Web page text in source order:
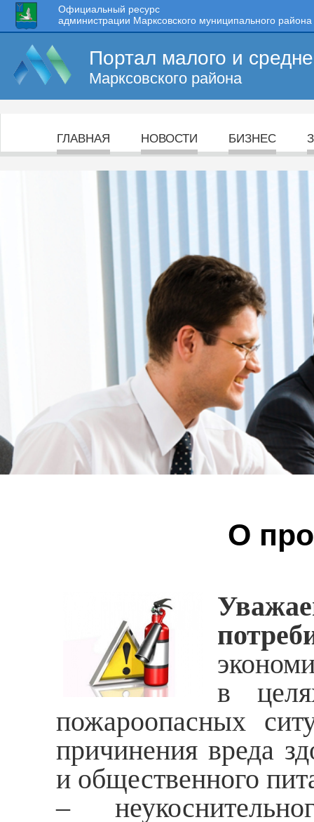
Официальный ресурс
администрации Марксовского муниципального района
Портал малого и
Марксовского района
ГЛАВНАЯ НОВОСТИ БИЗНЕС
О
в
пожароопасных
причинения вреда
и общественного
–